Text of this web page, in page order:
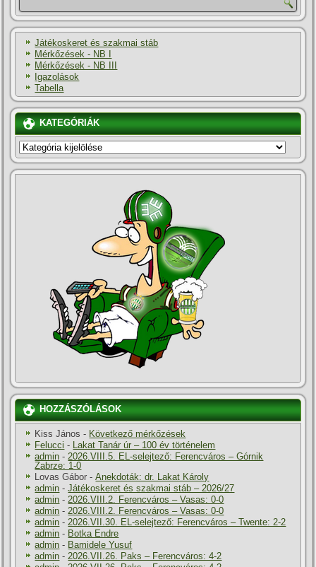
Játékoskeret és szakmai stáb
Mérkőzések - NB I
Mérkőzések - NB III
Igazolások
Tabella
KATEGÓRIÁK
KATEGÓRIÁK
HOZZÁSZÓLÁSOK
Kiss János - Következő mérkőzések
Felucci - Lakat Tanár úr – 100 év történelem
admin -2026.VIII.5. EL-selejtező: Ferencváros – Górnik
Zabrze: 1-0
Lovas Gábor -Anekdoták: dr. Lakat Károly
admin -Játékoskeret és szakmai stáb – 2026/27
admin -2026.VIII.2. Ferencváros – Vasas: 0-0
admin -2026.VIII.2. Ferencváros – Vasas: 0-0
admin -2026.VII.30. EL-selejtező: Ferencváros – Twente: 2-2
admin - Botka Endre
admin - Bamidele Yusuf
admin -2026.VII.26. Paks – Ferencváros: 4-2